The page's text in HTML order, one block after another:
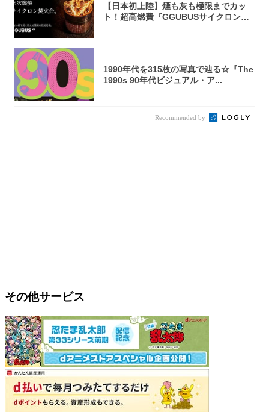
【日本初上陸】煙も灰も極限までカッ
ト！超高燃費『GGUBUSサイクロン焚
1990年代を315枚の写真で辿る☆『The
1990s 90年代ビジュアル・ア...
Recommended by
その他サービス